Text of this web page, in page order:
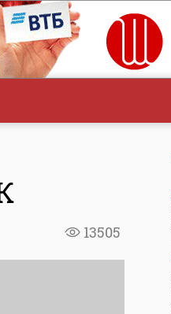
13505